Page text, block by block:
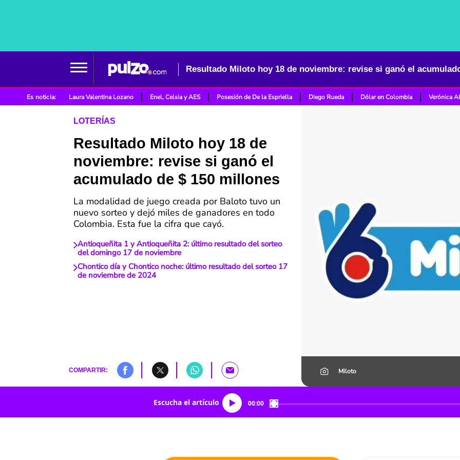
Resultado Miloto hoy 18 de noviembre: revise si ganó el
Es noticia: Laura Valentina Lozano Enel, Celsia y AES Posesión de De la Espriella Diego Rueda Dólar en Colombia Verónica
LOTERÍAS
Resultado Miloto hoy 18 de
noviembre: revise si ganó el
acumulado de $ 150 millones
La modalidad de juego creada por Baloto tuvo un
nuevo sorteo y dejó miles de ganadores en todo
Colombia. Esta fue la cifra que cayó.
Antioqueñita 1 y Antioqueñita 2: último resultado del sorteo
del domingo 17 de noviembre
Chontico día y Chontico noche: último resultado del sorteo 17
de noviembre de 2024
COMPARTIR: Miloto
Escucha el artículo 00:00